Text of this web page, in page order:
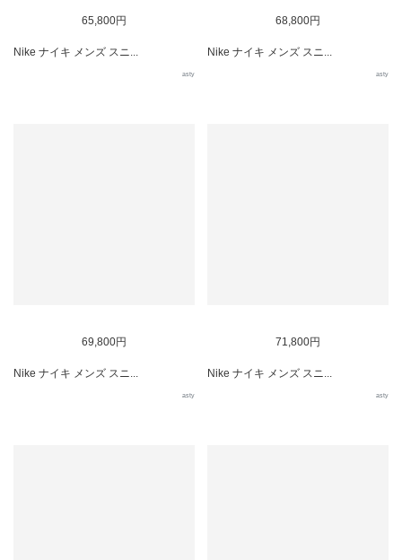
65,800円
Nike ナイキ メンズ スニ...
asty
68,800円
Nike ナイキ メンズ スニ...
asty
69,800円
Nike ナイキ メンズ スニ...
asty
71,800円
Nike ナイキ メンズ スニ...
asty